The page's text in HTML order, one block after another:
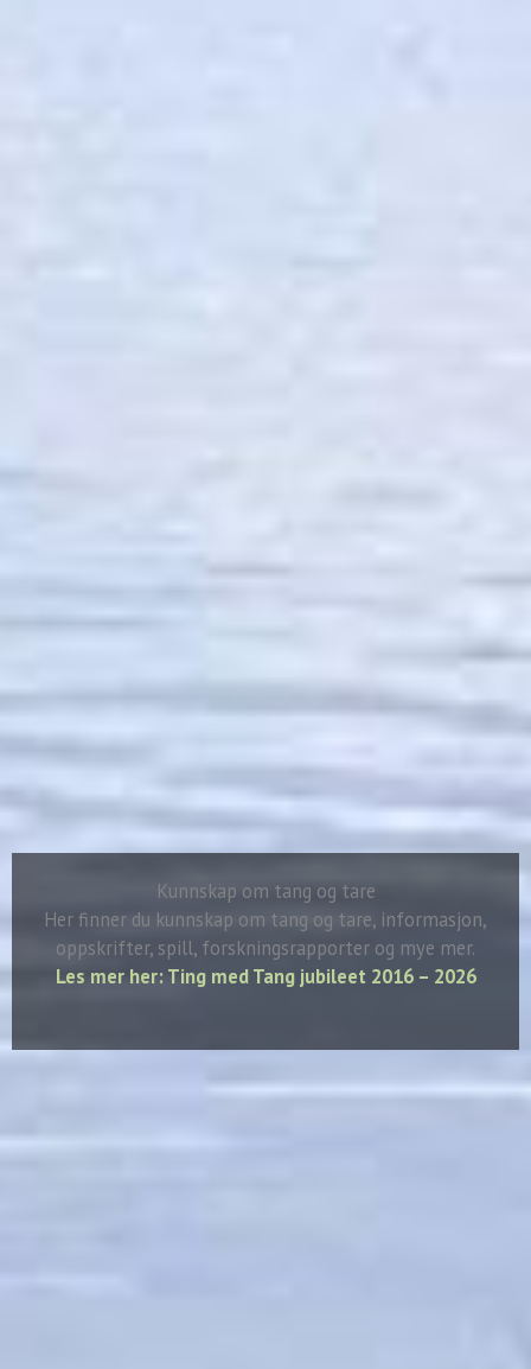
Kunnskap om tang og tare
Her finner du kunnskap om tang og tare, informasjon,
oppskrifter, spill, forskningsrapporter og mye mer.
Les mer her: Ting med Tang jubileet 2016 – 2026